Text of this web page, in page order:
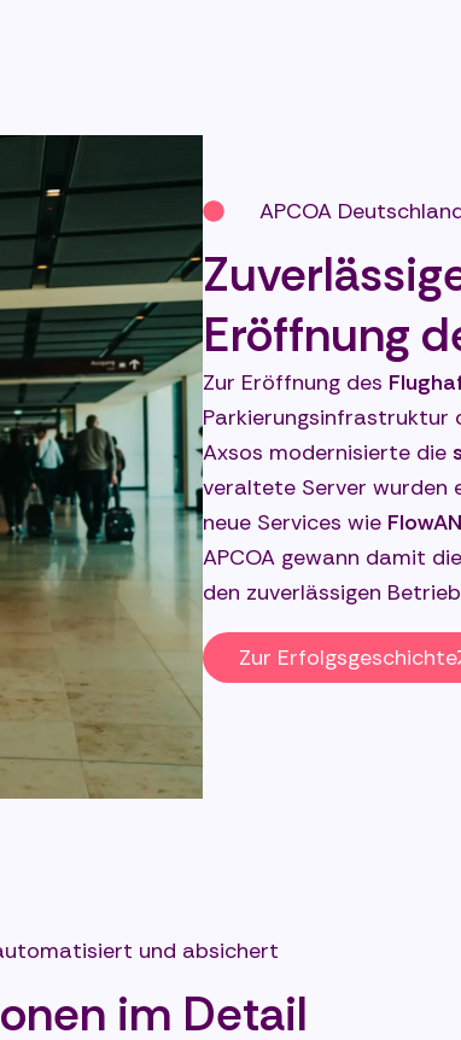
APCOA
Eröffnung
Zur Eröffnung des
Parkierungsinfrastruktur
Axsos modernisierte die
veraltete Server wurden
neue Services wie
APCOA gewann damit
den zuverlässigen
Zur Erfolgsgeschichte
und absichert
im Detail